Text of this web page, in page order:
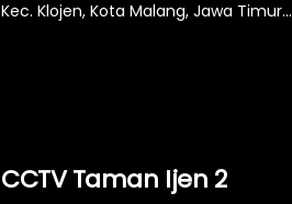
Kec. Klojen, Kota Malang, Jawa Timur...
CCTV Taman Ijen 2